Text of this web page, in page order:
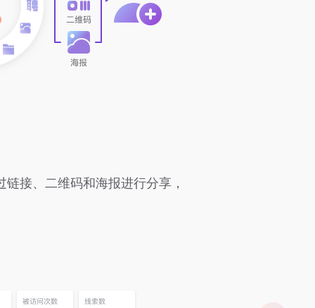
接、二维码和海报进行分享，